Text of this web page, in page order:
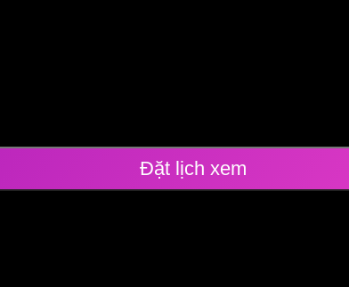
Đặt lịch xem